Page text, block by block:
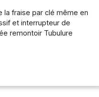
la fraise par clé même en
et interrupteur de
remontoir Tubulure
libre, réglage
de l'arbre;Poids : 4,7 kg